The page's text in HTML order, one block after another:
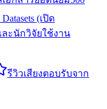
(เปิด
ละนักวิจัยใช้งาน
รีวิวเสียงตอบรับจาก